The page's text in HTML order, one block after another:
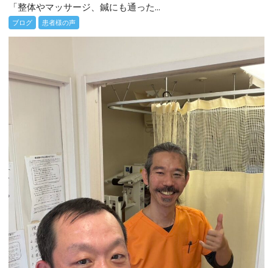
「整体やマッサージ、鍼にも通った...
ブログ 患者様の声